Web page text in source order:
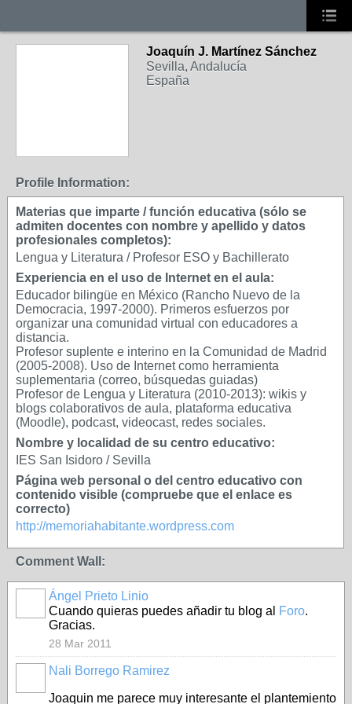
Joaquín J. Martínez Sánchez
Sevilla, Andalucía
España
Profile Information:
Materias que imparte / función educativa (sólo se
admiten docentes con nombre y apellido y datos
profesionales completos):
Lengua y Literatura / Profesor ESO y Bachillerato
Experiencia en el uso de Internet en el aula:
Educador bilingüe en México (Rancho Nuevo de la
Democracia, 1997-2000). Primeros esfuerzos por
organizar una comunidad virtual con educadores a
distancia.
Profesor suplente e interino en la Comunidad de Madrid
(2005-2008). Uso de Internet como herramienta
suplementaria (correo, búsquedas guiadas)
Profesor de Lengua y Literatura (2010-2013): wikis y
blogs colaborativos de aula, plataforma educativa
(Moodle), podcast, videocast, redes sociales.
Nombre y localidad de su centro educativo:
IES San Isidoro / Sevilla
Página web personal o del centro educativo con
contenido visible (compruebe que el enlace es
correcto)
http://memoriahabitante.wordpress.com
Comment Wall:
Ángel Prieto Linio
Cuando quieras puedes añadir tu blog al
Foro.
Gracias.
28 Mar 2011
Nali Borrego Ramirez
Joaquin me parece muy interesante el plantemiento